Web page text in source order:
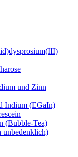
und Zinn
Indium (EGaIn)
(Bubble-Tea)
unbedenklich)